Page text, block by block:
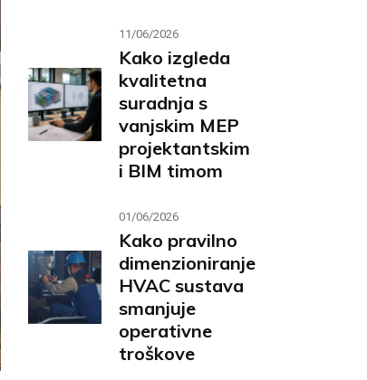
11/06/2026
Kako izgleda
kvalitetna
suradnja s
vanjskim MEP
projektantskim
i BIM timom
01/06/2026
Kako pravilno
dimenzioniranje
HVAC sustava
smanjuje
operativne
troškove